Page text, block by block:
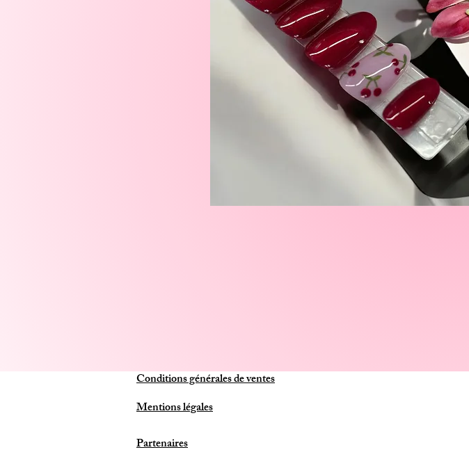
Conditions générales de ventes
Mentions légales
Partenaires